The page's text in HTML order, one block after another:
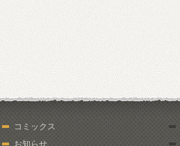
コミックス
お知らせ